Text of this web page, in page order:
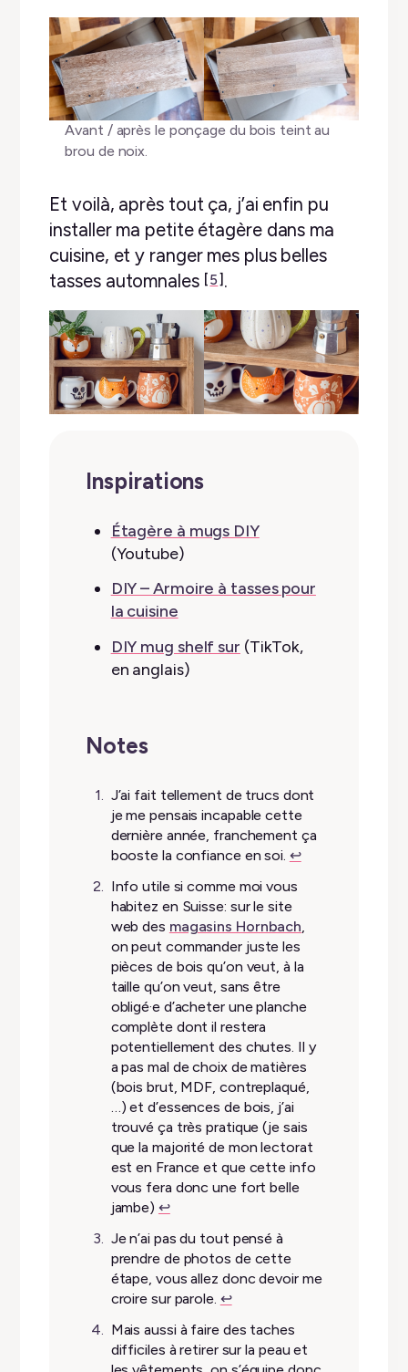
Avant / après le ponçage du bois teint au
brou de noix.
Et voilà, après tout ça, j’ai enfin pu
installer ma petite étagère dans ma
cuisine, et y ranger mes plus belles
tasses automnales
5 .
Inspirations
Étagère à mugs DIY
(Youtube)
DIY – Armoire à tasses pour
la cuisine
DIY mug shelf sur (TikTok,
en anglais)
Notes
J’ai fait tellement de trucs dont
je me pensais incapable cette
dernière année, franchement ça
booste la confiance en soi. ↩︎
Info utile si comme moi vous
habitez en Suisse: sur le site
web des magasins Hornbach
on peut commander juste les
pièces de bois qu’on veut, à la
taille qu’on veut, sans être
obligé·e d’acheter une planche
complète dont il restera
potentiellement des chutes. Il y
a pas mal de choix de matières
(bois brut, MDF, contreplaqué,
…) et d’essences de bois, j’ai
trouvé ça très pratique (je sais
que la majorité de mon lectorat
est en France et que cette info
vous fera donc une fort belle
jambe) ↩︎
Je n’ai pas du tout pensé à
prendre de photos de cette
étape, vous allez donc devoir me
croire sur parole. ↩︎
Mais aussi à faire des taches
difficiles à retirer sur la peau et